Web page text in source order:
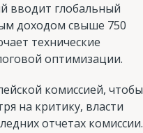
вводит глобальный
доходом свыше 750
технические
оптимизации.
комиссией, чтобы
на критику, власти
отчетах комиссии.